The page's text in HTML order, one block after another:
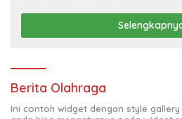
Berita Olahraga
Ini contoh widget dengan style